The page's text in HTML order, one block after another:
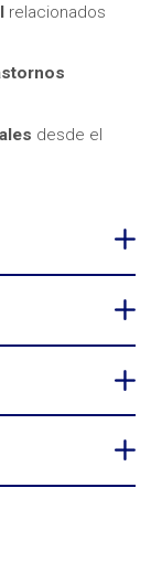
relacionados
desde el